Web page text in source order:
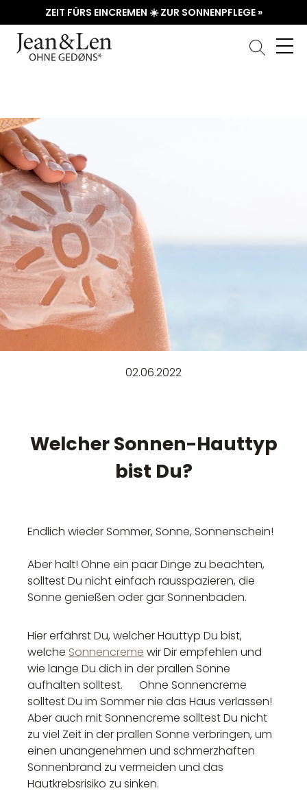
ZEIT FÜRS EINCREMEN ☀️ ZUR SONNENPFLEGE »
02.06.2022
Welcher Sonnen-Hauttyp
bist Du?
Endlich wieder Sommer, Sonne, Sonnenschein!
Aber halt! Ohne ein paar Dinge zu beachten,
solltest Du nicht einfach rausspazieren, die
Sonne genießen oder gar Sonnenbaden.
Hier erfährst Du, welcher Hauttyp Du bist,
welche Sonnencreme wir Dir empfehlen und
wie lange Du dich in der prallen Sonne
aufhalten solltest. Ohne Sonnencreme
solltest Du im Sommer nie das Haus verlassen!
Aber auch mit Sonnencreme solltest Du nicht
zu viel Zeit in der prallen Sonne verbringen, um
einen unangenehmen und schmerzhaften
Sonnenbrand zu vermeiden und das
Hautkrebsrisiko zu sinken.